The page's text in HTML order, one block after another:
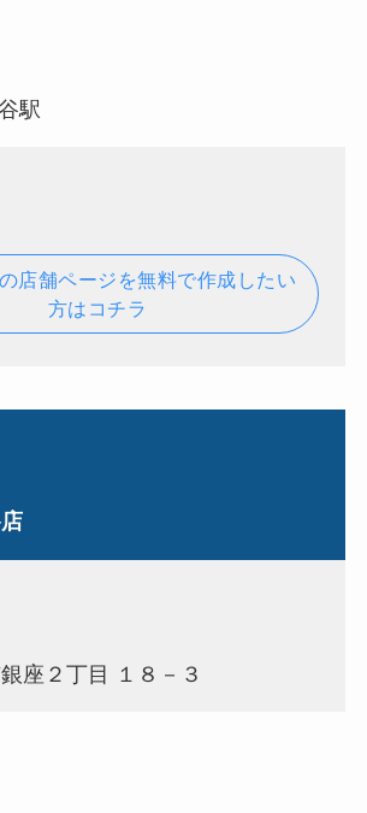
駅
店舗ページを無料で作成したい
方はコチラ
座２丁目 １８－３